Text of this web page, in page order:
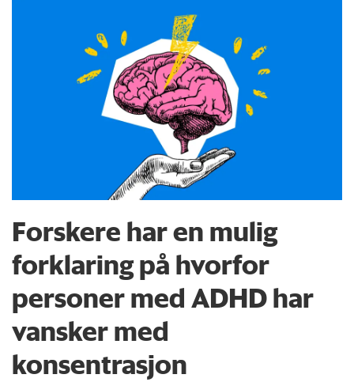
Forskere har en mulig
forklaring på hvorfor
personer med ADHD har
vansker med
konsentrasjon